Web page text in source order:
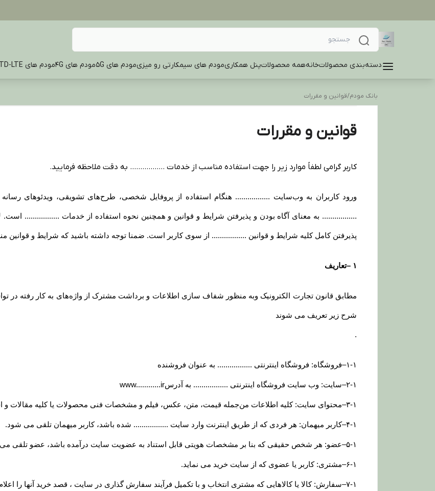
دسته‌بندی محصولاتخانههمه محصولاتپنل همکاریمودم های سیمکارتی رو میزیمودم های 5G مودم های 4G مودم های TD-LTE
بانک مودم/قوانین و مقررات
قوانین و مقررات
کاربر گرامی لطفاً موارد زیر را جهت استفاده مناسب از خدمات ................. به دقت ملاحظه فرمایید.
ورود کاربران به وب‏‌سایت ................. هنگام استفاده از پروفایل شخصی، طرح‏‌های تشویقی، ویدئوهای
................. به معنای آگاه بودن و پذیرفتن شرایط و قوانین و همچنین نحوه استفاده از خدمات .................
پذیرفتن کامل کلیه شرایط و قوانین ................. از سوی کاربر است. ضمنا توجه داشته باشید که شرایط و قوانین
۱ –تعاریف
مطابق قانون تجارت الکترونیک وبه منظور شفاف سازی اطلاعات و برداشت مشترک از واژه‌های به کار رفته در
شرح زیر تعریف می شوند
.
۱-۱–فروشگاه: فروشگاه اینترنتی ................. به عنوان فروشنده
۲-۱–سایت: وب سایت فروشگاه اینترنتی ................. به آدرسwww............ir
۳-۱–محتوای سایت: کلیه اطلاعات من‌جمله قیمت، متن، عکس، فیلم و مشخصات فنی محصولات یا کلیه مقالات و
۴-۱–کاربر میهمان: هر فردی که از طریق اینترنت وارد سایت ................. شده باشد، کاربر میهمان تلقی می شود.
۵-۱–عضو: هر شخص حقیقی که بنا بر مشخصات هویتی قابل استناد به عضویت سایت درآمده باشد، عضو تلقی
۶-۱–مشتری: کاربر یا عضوی که از سایت خرید می نماید.
۷-۱–سفارش: کالا یا کالاهایی که مشتری انتخاب و با تکمیل فرآیند سفارش گذاری در سایت ، قصد خرید آنها را